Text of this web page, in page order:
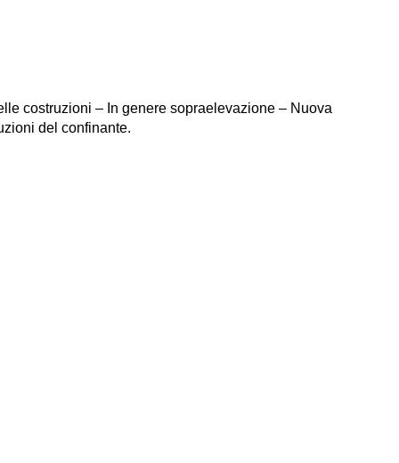
costruzioni – In genere sopraelevazione – Nuova
del confinante.